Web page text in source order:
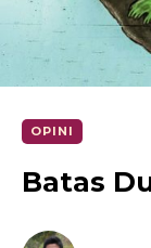
OPINI
Batas